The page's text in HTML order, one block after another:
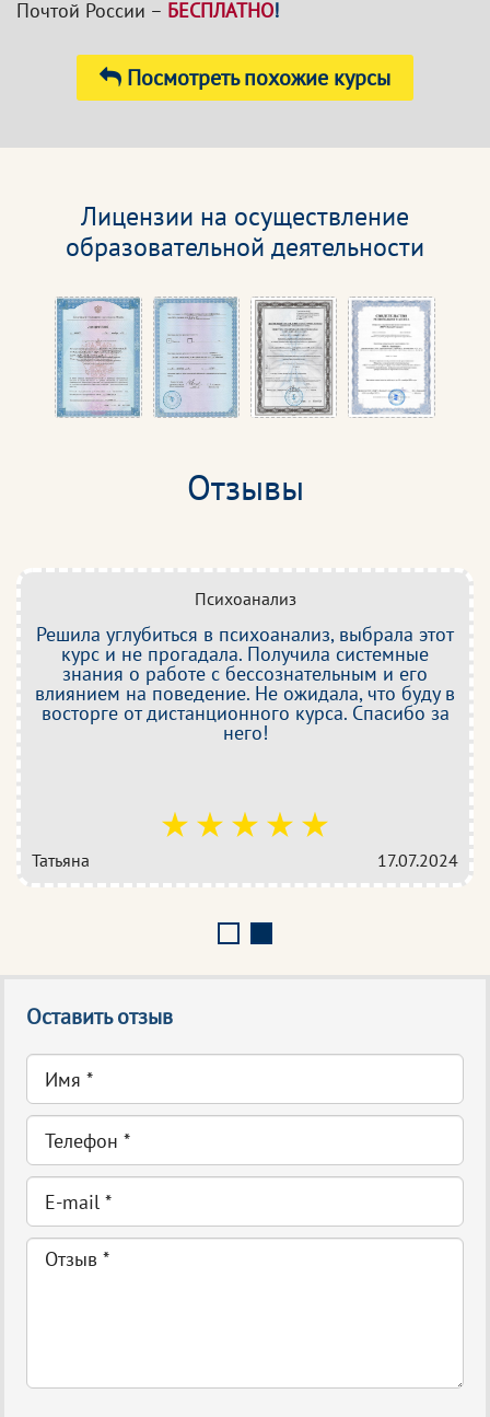
Почтой России – БЕСПЛАТНО!
Посмотреть похожие курсы
Лицензии на осуществление
образовательной деятельности
Отзывы
Психоанализ
Решила углубиться в психоанализ, выбрала этот
курс и не прогадала. Получила системные
знания о работе с бессознательным и его
влиянием на поведение. Не ожидала, что буду в
восторге от дистанционного курса. Спасибо за
него!
Татьяна 17.07.2024
Оставить отзыв